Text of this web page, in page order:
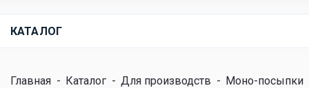
КАТАЛОГ
Главная - Каталог - Для производств - Моно-посыпки